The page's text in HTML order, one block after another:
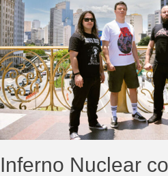
Inferno Nuclear